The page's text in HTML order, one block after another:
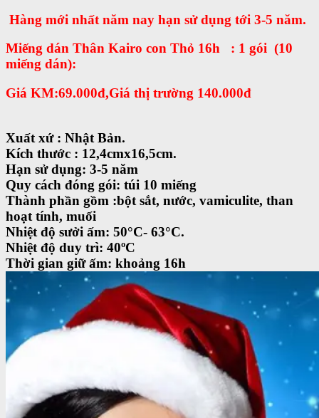
Hàng mới nhất năm nay hạn sử dụng tới 3-5 năm.
Miếng dán Thân Kairo con Thỏ 16h : 1 gói (10
miếng dán):
Giá KM:69.000đ,Giá thị trường 140.000đ
Xuất xứ : Nhật Bản.
Kích thước : 12,4cmx16,5cm.
Hạn sử dụng: 3-5 năm
Quy cách đóng gói: túi 10 miếng
Thành phần gồm :bột sắt, nước, vamiculite, than
hoạt tính, muối
Nhiệt độ sưởi ấm: 50°C- 63°C.
Nhiệt độ duy trì: 40ºC
Thời gian giữ ấm: khoảng 16h